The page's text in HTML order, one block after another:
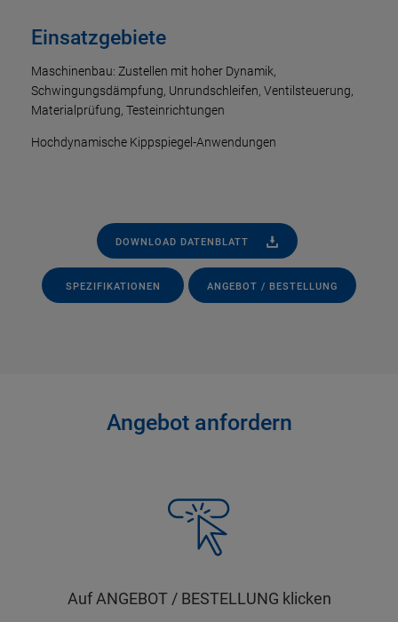
Einsatzgebiete
Maschinenbau: Zustellen mit hoher Dynamik,
Schwingungsdämpfung, Unrundschleifen, Ventilsteuerung,
Materialprüfung, Testeinrichtungen
Hochdynamische Kippspiegel-Anwendungen
DOWNLOAD DATENBLATT
SPEZIFIKATIONEN ANGEBOT / BESTELLUNG
Angebot anfordern
Auf ANGEBOT / BESTELLUNG klicken